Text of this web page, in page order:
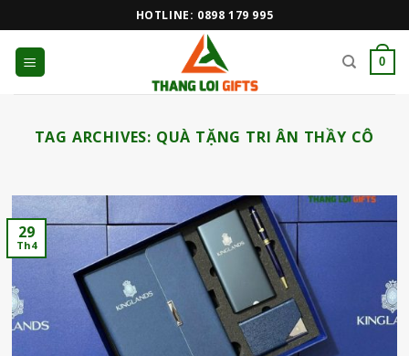
to
content
HOTLINE: 0898 179 995
0
TAG ARCHIVES: QUÀ TẶNG TRI ÂN THẦY CÔ
29
Th4